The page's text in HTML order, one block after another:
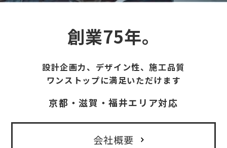
創業75年。
設計企画力、デザイン性、施工品質
ワンストップに満足いただけます
京都・滋賀・福井エリア対応
会社概要